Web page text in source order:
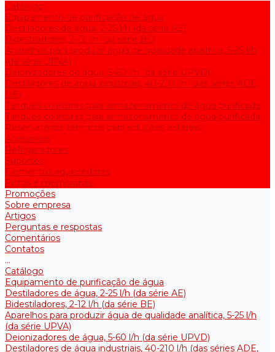
Catálogo
Equipamento de purificação de água
Destiladores de água, 2-25 l/h (da série АE)
Bidestiladores, 2-12 l/h (da série BE)
Aparelhos para produzir água de qualidade analítica, 5-25 l/h
(da série UPVA)
Deionizadores de água, 5-60 l/h (da série UPVD)
Destiladores de água industriais, 40-210 l/h (das séries ADE,
DE)
Tanques coletores para armazenamento de água purificada
Tanques coletores para armazenamento de água purificada
Reservatórios térmicos para soluções estéreis
Acessórios
Refrigeradores
Suportes
Elementos aquecedores
Filtros e membranas
Promoções
Sobre empresa
Artigos
Perguntas e respostas
Comentários
Contatos
...
Catálogo
Equipamento de purificação de água
Destiladores de água, 2-25 l/h (da série АE)
Bidestiladores, 2-12 l/h (da série BE)
Aparelhos para produzir água de qualidade analítica, 5-25 l/h
(da série UPVA)
Deionizadores de água, 5-60 l/h (da série UPVD)
Destiladores de água industriais, 40-210 l/h (das séries ADE,